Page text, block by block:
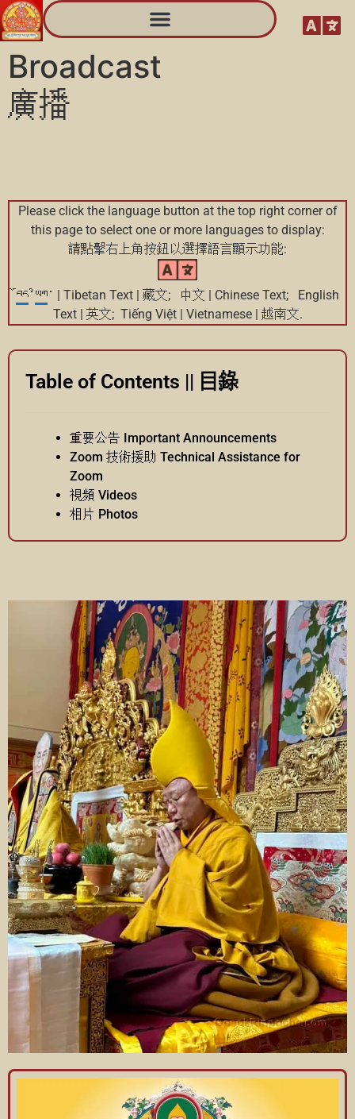
Broadcast
廣播
Please click the language button at the top right corner of
this page to select one or more languages to display:
請點擊右上角按鈕以選擇語言顯示功能:
བོད་ཡིག་ | Tibetan Text | 藏文; 中文 | Chinese Text; English
Text | 英文; Tiếng Việt | Vietnamese | 越南文.
Table of Contents || 目錄
重要公告 Important Announcements
Zoom 技術援助 Technical Assistance for
Zoom
視頻 Videos
相片 Photos